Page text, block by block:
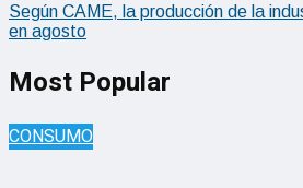
Según CAME, la producción de la
en agosto
Most Popular
CONSUMO